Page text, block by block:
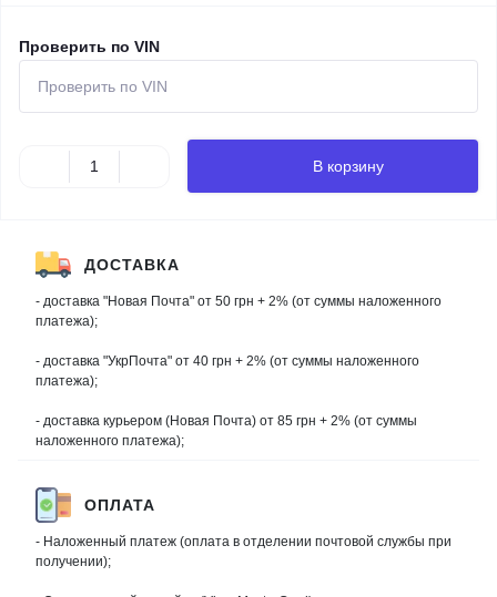
Проверить по VIN
В корзину
ДОСТАВКА
- доставка "Новая Почта" от 50 грн + 2% (от суммы наложенного
платежа);
- доставка "УкрПочта" от 40 грн + 2% (от суммы наложенного
платежа);
- доставка курьером (Новая Почта) от 85 грн + 2% (от суммы
наложенного платежа);
ОПЛАТА
- Наложенный платеж (оплата в отделении почтовой службы при
получении);